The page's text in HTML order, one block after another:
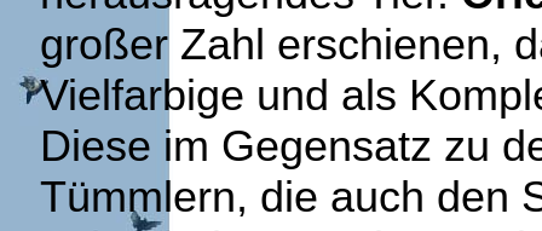
großer Zahl erschienen,
Vielfarbige und als
Diese im Gegensatz zu
Tümmlern, die auch den